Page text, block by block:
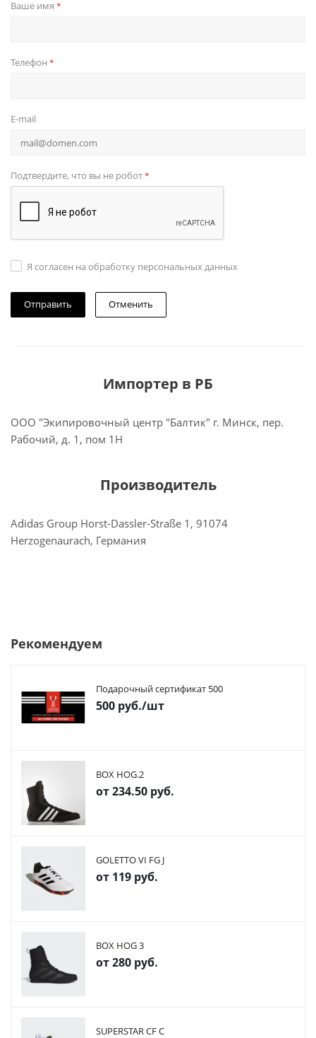
Ваше имя *
Телефон *
E-mail
Подтвердите, что вы не робот*
Я согласен на обработку персональных данных
Отменить
Импортер в РБ
ООО "Экипировочный центр "Балтик" г. Минск, пер.
Рабочий, д. 1, пом 1Н
Производитель
Adidas Group Horst-Dassler-Straße 1, 91074
Herzogenaurach, Германия
Рекомендуем
Подарочный сертификат 500
500 руб./шт
BOX HOG.2
от234.50 руб.
GOLETTO VI FG J
от 119 руб.
BOX HOG 3
от280 руб.
SUPERSTAR CF C